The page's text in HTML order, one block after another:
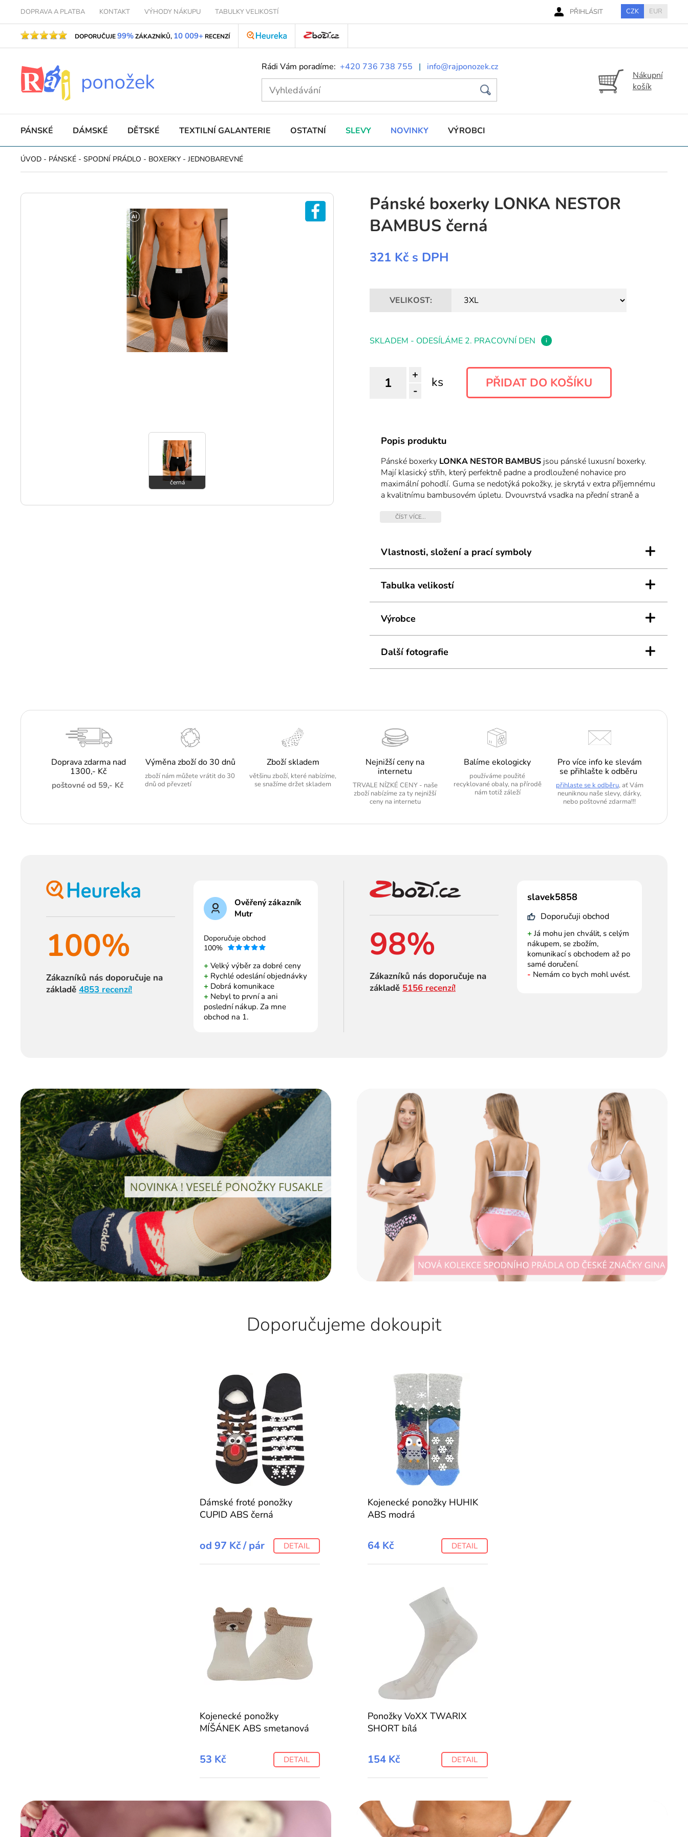
DOPRAVA A PLATBA KONTAKT VÝHODY NÁKUPU TABULKY VELIKOSTÍ PŘIHLÁSIT CZK EUR
DOPORUČUJE99%ZÁKAZNÍKŮ, 10 009+ RECENZÍ
Rádi Vám poradíme: +420 736 738 755 | info@rajponozek.cz
Nákupní
košík
PÁNSKÉ DÁMSKÉ DĚTSKÉ TEXTILNÍ GALANTERIE OSTATNÍ SLEVY NOVINKY VÝROBCI
ÚVOD - PÁNSKÉ -SPODNÍ PRÁDLO - BOXERKY -JEDNOBAREVNÉ
černá
Pánské boxerky LONKA NESTOR
BAMBUS černá
321 Kč s DPH
VELIKOST:
SKLADEM - ODESÍLÁME 2. PRACOVNÍ DEN i
+
-
ks
Popis produktu
Pánské boxerky LONKA NESTOR BAMBUS jsou pánské luxusní boxerky.
Mají klasický střih, který perfektně padne a prodloužené nohavice pro
maximální pohodlí. Guma se nedotýká pokožky, je skrytá v extra příjemnému
a kvalitnímu bambusovém úpletu. Dvouvrstvá vsadka na přední straně a
antibakteriální ochranu, vlákno rychle absorbuje a odvádí vlhkost, je
zapomenout také na antistatickou vlastnost bambusu. Jednobarevné pánské
ČÍST VÍCE...
Vlastnosti, složení a prací symboly +
Tabulka velikostí +
Výrobce +
Další fotografie +
Doprava zdarma nad
1300,- Kč
poštovné od 59,- Kč
Výměna zboží do 30 dnů
zboží nám můžete vrátit do 30
dnů od převzetí
Zboží skladem
většinu zboží, které nabízíme,
se snažíme držet skladem
Nejnižší ceny na
internetu
TRVALE NÍZKÉ CENY - naše
zboží nabízíme za ty nejnižší
ceny na internetu
Balíme ekologicky
používáme použité
recyklované obaly, na přírodě
nám totiž záleží
Pro více info ke slevám
se přihlašte k odběru
přihlaste se k odběru, ať Vám
neuniknou naše slevy, dárky,
nebo poštovné zdarma!!!
100%
Zákazníků nás doporučuje na
základě4853 recenzí!
Ověřený zákazník
Mutr
Doporučuje obchod
100%
+ Velký výběr za dobré ceny
+ Rychlé odeslání objednávky
+ Dobrá komunikace
+ Nebyl to první a ani
poslední nákup. Za mne
obchod na 1.
98%
Zákazníků nás doporučuje na
základě 5156 recenzí!
slavek5858
Doporučuji obchod
+Já mohu jen chválit, s celým
nákupem, se zbožím,
komunikací s obchodem až po
samé doručení.
- Nemám co bych mohl uvést.
Doporučujeme dokoupit
Dámské froté ponožky
CUPID ABS černá
od 97 Kč / pár DETAIL
Kojenecké ponožky HUHIK
ABS modrá
64 Kč DETAIL
Kojenecké ponožky
MÍŠÁNEK ABS smetanová
53 Kč DETAIL
Ponožky VoXX TWARIX
SHORT bílá
154 Kč DETAIL